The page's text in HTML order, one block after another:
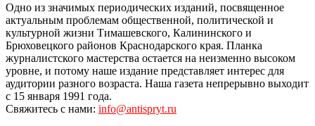
Одно из значимых периодических изданий, посвященное
актуальным проблемам общественной, политической и
культурной жизни Тимашевского, Калининского и
Брюховецкого районов Краснодарского края. Планка
журналистского мастерства остается на неизменно высоком
уровне, и потому наше издание представляет интерес для
аудитории разного возраста. Наша газета непрерывно выходит
с 15 января 1991 года.
Свяжитесь с нами: info@antispryt.ru